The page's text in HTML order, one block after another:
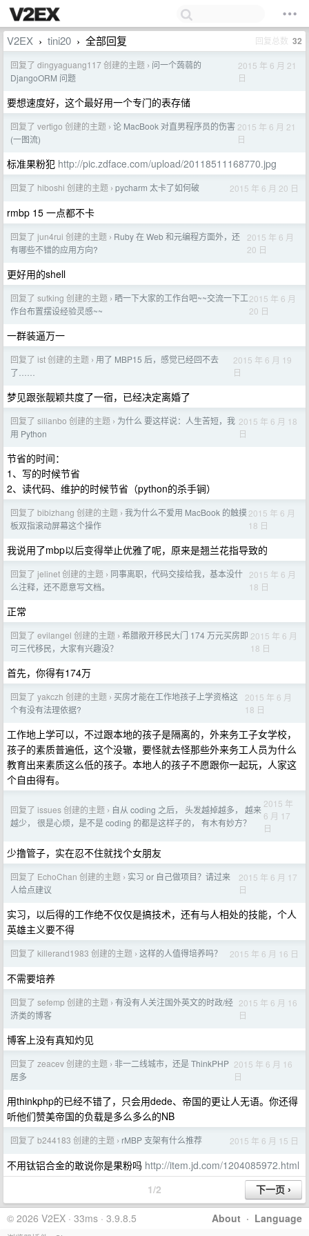
V2EX › tini20 › 全部回复 回复总数 32
回复了 dingyaguang117 创建的主题 › 问一个蒟蒻的
DjangoORM 问题
2015 年 6 月 21
日
要想速度好，这个最好用一个专门的表存储
回复了 vertigo 创建的主题 › 论 MacBook 对直男程序员的伤害
(一图流)
2015 年 6 月 21
日
标准果粉犯 http://pic.zdface.com/upload/20118511168770.jpg
回复了 hiboshi 创建的主题 › pycharm 太卡了如何破 2015 年 6 月 20 日
rmbp 15 一点都不卡
回复了 jun4rui 创建的主题 › Ruby 在 Web 和元编程方面外，还
有哪些不错的应用方向?
2015 年 6 月
20 日
更好用的shell
回复了 sutking 创建的主题 › 晒一下大家的工作台吧~~交流一下工
作台布置摆设经验灵感~~
2015 年 6 月
20 日
一群装逼万一
回复了 ist 创建的主题 › 用了 MBP15 后，感觉已经回不去
了……
2015 年 6 月 19
日
梦见跟张靓颖共度了一宿，已经决定离婚了
回复了 silianbo 创建的主题 › 为什么 要这样说：人生苦短，我
用 Python
2015 年 6 月 18
日
节省的时间：
1、写的时候节省
2、读代码、维护的时候节省（python的杀手锏）
回复了 bibizhang 创建的主题 › 我为什么不爱用 MacBook 的触摸
板双指滚动屏幕这个操作
2015 年 6 月
18 日
我说用了mbp以后变得举止优雅了呢，原来是翘兰花指导致的
回复了 jelinet 创建的主题 › 同事离职，代码交接给我，基本没什
么注释，还不愿意写文档。
2015 年 6 月
18 日
正常
回复了 evilangel 创建的主题 › 希腊敞开移民大门 174 万元买房即
可三代移民，大家有兴趣没？
2015 年 6 月
18 日
首先，你得有174万
回复了 yakczh 创建的主题 › 买房才能在工作地孩子上学资格这
个有没有法理依据?
2015 年 6 月
18 日
工作地上学可以，不过跟本地的孩子是隔离的，外来务工子女学校，
孩子的素质普遍低，这个没辙，要怪就去怪那些外来务工人员为什么
教育出来素质这么低的孩子。本地人的孩子不愿跟你一起玩，人家这
个自由得有。
回复了 issues 创建的主题 › 自从 coding 之后， 头发越掉越多， 越来
越少， 很是心烦，是不是 coding 的都是这样子的， 有木有妙方？
2015 年
6 月 17
日
少撸管子，实在忍不住就找个女朋友
回复了 EchoChan 创建的主题 › 实习 or 自己做项目？请过来
人给点建议
2015 年 6 月 17
日
实习，以后得的工作绝不仅仅是搞技术，还有与人相处的技能，个人
英雄主义要不得
回复了 killerand1983 创建的主题 › 这样的人值得培养吗？ 2015 年 6 月 16 日
不需要培养
回复了 sefemp 创建的主题 › 有没有人关注国外英文的时政/经
济类的博客
2015 年 6 月 16
日
博客上没有真知灼见
回复了 zeacev 创建的主题 › 非一二线城市，还是 ThinkPHP
居多
2015 年 6 月 16
日
用thinkphp的已经不错了，只会用dede、帝国的更让人无语。你还得
听他们赞美帝国的负载是多么多么的NB
回复了 b244183 创建的主题 › rMBP 支架有什么推荐 2015 年 6 月 15 日
不用钛铝合金的敢说你是果粉吗 http://item.jd.com/1204085972.html
1/2
About · Language
© 2026 V2EX · 33ms · 3.9.8.5